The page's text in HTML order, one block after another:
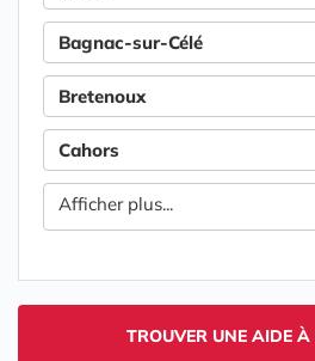
Bagnac-sur-Célé
Bretenoux
Cahors
Afficher plus...
TROUVER UNE AIDE À